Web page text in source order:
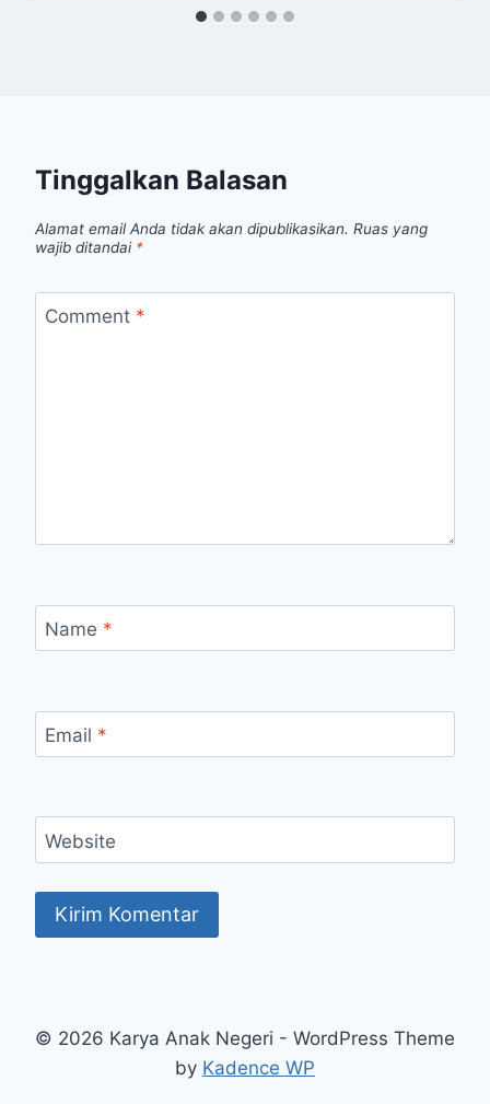
Tinggalkan Balasan
Alamat email Anda tidak akan dipublikasikan. Ruas yang
wajib ditandai *
Comment *
Name *
Email *
Website
© 2026 Karya Anak Negeri - WordPress Theme
by Kadence WP